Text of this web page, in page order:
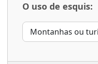
O uso de esquis: